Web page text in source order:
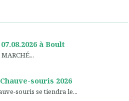
à Boult
souris 2026
souris se tiendra le...